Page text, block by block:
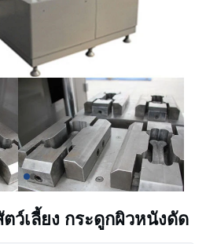
ว์เลี้ยง กระดูกผิวหนังดัด